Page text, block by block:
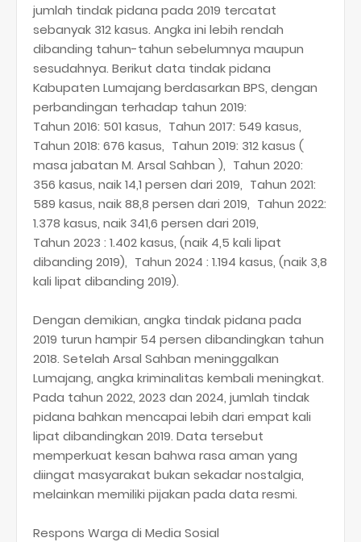
jumlah tindak pidana pada 2019 tercatat
sebanyak 312 kasus. Angka ini lebih rendah
dibanding tahun-tahun sebelumnya maupun
sesudahnya. Berikut data tindak pidana
Kabupaten Lumajang berdasarkan BPS, dengan
perbandingan terhadap tahun 2019:
Tahun 2016: 501 kasus, Tahun 2017: 549 kasus,
Tahun 2018: 676 kasus, Tahun 2019: 312 kasus (
masa jabatan M. Arsal Sahban ), Tahun 2020:
356 kasus, naik 14,1 persen dari 2019, Tahun 2021:
589 kasus, naik 88,8 persen dari 2019, Tahun 2022:
1.378 kasus, naik 341,6 persen dari 2019,
Tahun 2023 : 1.402 kasus, (naik 4,5 kali lipat
dibanding 2019), Tahun 2024 : 1.194 kasus, (naik 3,8
kali lipat dibanding 2019).
Dengan demikian, angka tindak pidana pada
2019 turun hampir 54 persen dibandingkan tahun
2018. Setelah Arsal Sahban meninggalkan
Lumajang, angka kriminalitas kembali meningkat.
Pada tahun 2022, 2023 dan 2024, jumlah tindak
pidana bahkan mencapai lebih dari empat kali
lipat dibandingkan 2019. Data tersebut
memperkuat kesan bahwa rasa aman yang
diingat masyarakat bukan sekadar nostalgia,
melainkan memiliki pijakan pada data resmi.
Respons Warga di Media Sosial